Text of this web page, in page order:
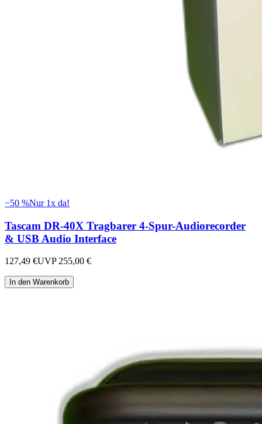
−50 %Nur 1x da!
Tascam DR-40X Tragbarer 4-Spur-Audiorecorder
& USB Audio Interface
127,49 €UVP 255,00 €
In den Warenkorb